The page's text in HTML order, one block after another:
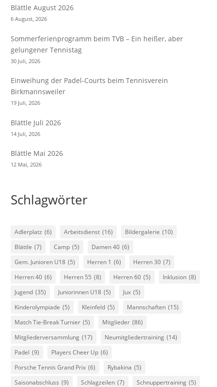
Blättle August 2026
6 August, 2026
Sommerferienprogramm beim TVB – Ein heißer, aber
gelungener Tennistag
30 Juli, 2026
Einweihung der Padel-Courts beim Tennisverein
Birkmannsweiler
19 Juli, 2026
Blättle Juli 2026
14 Juli, 2026
Blättle Mai 2026
12 Mai, 2026
Schlagwörter
Adlerplatz (6) Arbeitsdienst (16) Bildergalerie (10)
Blättle (7) Camp (5) Damen 40 (6)
Gem. Junioren U18 (5) Herren 1 (6) Herren 30 (7)
Herren 40 (6) Herren 55 (8) Herren 60 (5) Inklusion (8)
Jugend (35) Juniorinnen U18 (5) Jux (5)
Kinderolympiade (5) Kleinfeld (5) Mannschaften (15)
Match Tie-Break Turnier (5) Mitglieder (86)
Mitgliederversammlung (17) Neumitgliedertraining (14)
Padel (9) Players Cheer Up (6)
Porsche Tennis Grand Prix (6) Rybakina (5)
Saisonabschluss (9) Schlagzeilen (7) Schnuppertraining (5)